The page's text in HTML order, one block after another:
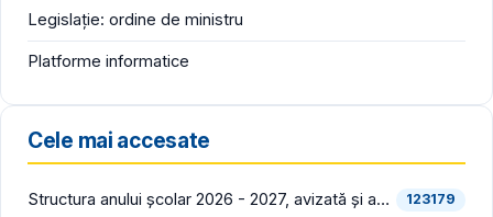
Legislație: ordine de ministru
Platforme informatice
Cele mai accesate
Structura anului școlar 2026 - 2027, avizată și aprobată 123179